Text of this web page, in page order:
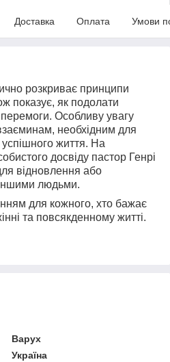
Доставка Оплата Умови
розкриває принципи
показує, як подолати
Особливу увагу
необхідним для
життя. На
досвіду пастор Генрі
відновлення або
людьми.
для кожного, хто бажає
та повсякденному житті.
Варух
Україна